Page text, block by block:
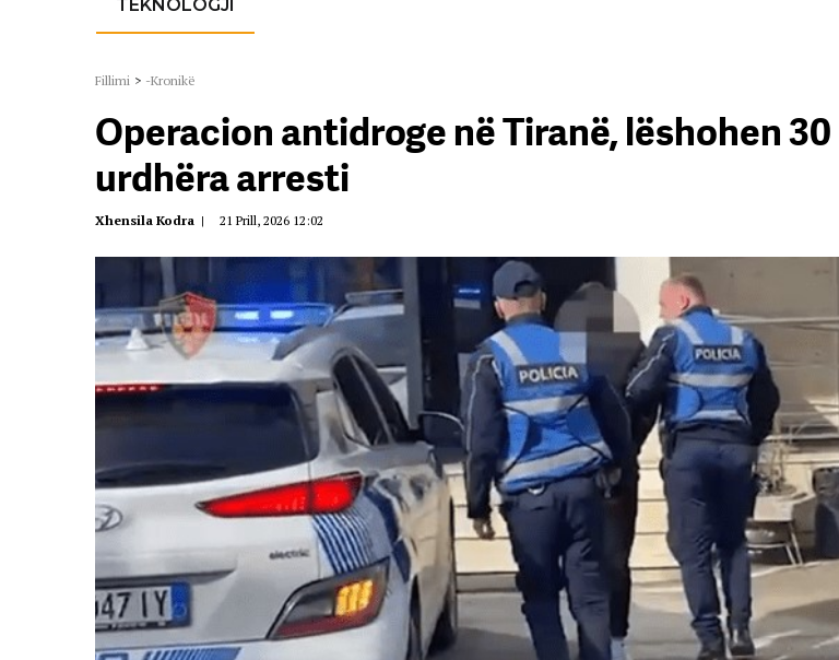
TEKNOLOGJI
Fillimi > -Kronikë
Operacion antidroge në Tiranë, lëshohen 30
urdhëra arresti
Xhensila Kodra | 21 Prill, 2026 12:02
VIDEO/ Delfini
bregut të
pushuesit dhe
08 Gusht, 2026
Vrasja e
Policia
postblloqe,
e sigurisë
Lorena Kodra| 08
Autori e ndoqi
kallashnikov dhe
pallat, dalin
Korçë (VIDEO)
08 Gusht, 2026